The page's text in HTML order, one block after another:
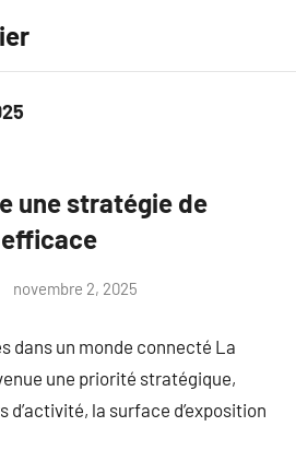
une stratégie de
novembre 2, 2025
dans un monde connecté La
une priorité stratégique,
d’activité, la surface d’exposition